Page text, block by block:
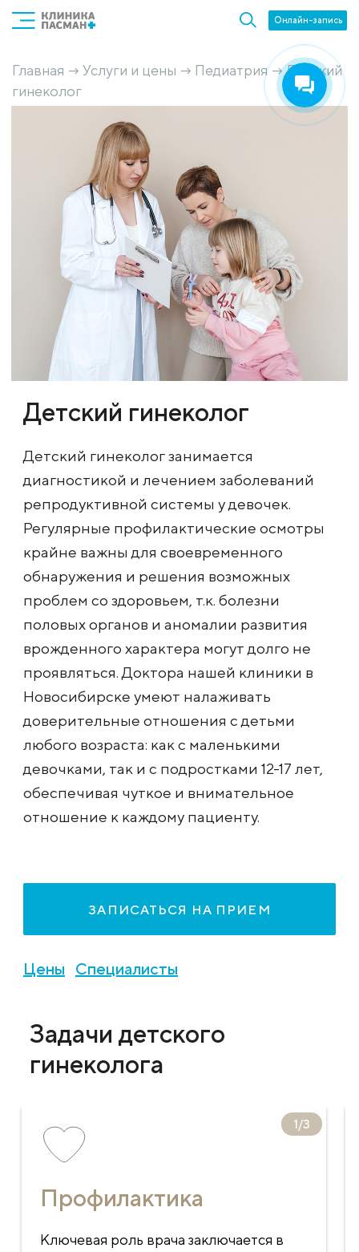
Онлайн-запись
Главная → Услуги и цены → Педиатрия →Детский
гинеколог
Детский гинеколог
Детский гинеколог занимается
диагностикой и лечением заболеваний
репродуктивной системы у девочек.
Регулярные профилактические осмотры
крайне важны для своевременного
обнаружения и решения возможных
проблем со здоровьем, т.к. болезни
половых органов и аномалии развития
врожденного характера могут долго не
проявляться. Доктора нашей клиники в
Новосибирске умеют налаживать
доверительные отношения с детьми
любого возраста: как с маленькими
девочками, так и с подростками 12-17 лет,
обеспечивая чуткое и внимательное
отношение к каждому пациенту.
ЗАПИСАТЬСЯ НА ПРИЕМ
Цены Специалисты
Задачи детского
гинеколога
1/3
Профилактика
Ключевая роль врача заключается в